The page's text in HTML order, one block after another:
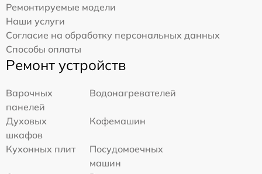
Ремонтируемые модели
Наши услуги
Согласие на обработку персональных данных
Способы оплаты
Ремонт устройств
Варочных
панелей
Водонагревателей
Духовых
шкафов
Кофемашин
Кухонных плит
Посудомоечных
машин